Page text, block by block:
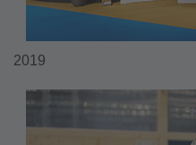
2019